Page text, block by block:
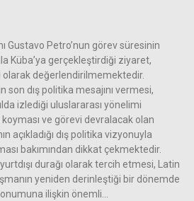
Gustavo Petro’nun görev süresinin
Küba’ya gerçekleştirdiği ziyaret,
olarak değerlendirilmemektedir.
dış politika mesajını vermesi,
izlediği uluslararası yönelimi
ve görevi devralacak olan
açıkladığı dış politika vizyonuyla
bakımından dikkat çekmektedir.
yurtdışı durağı olarak tercih etmesi, Latin
yeniden derinleştiği bir dönemde
ilişkin önemli...